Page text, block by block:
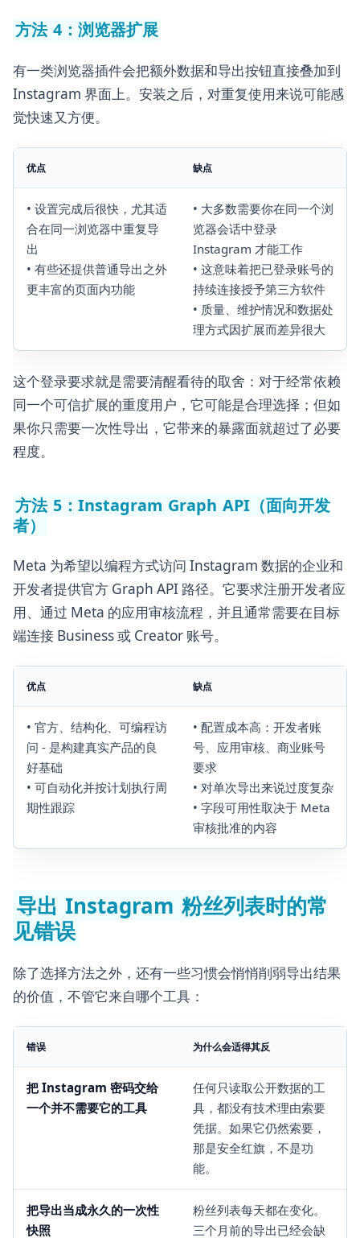
方法 4：浏览器扩展
有一类浏览器插件会把额外数据和导出按钮直接叠加到
Instagram 界面上。安装之后，对重复使用来说可能感
觉快速又方便。
优点 缺点
• 设置完成后很快，尤其适
合在同一浏览器中重复导
出
• 有些还提供普通导出之外
更丰富的页面内功能
• 大多数需要你在同一个浏
览器会话中登录
Instagram 才能工作
• 这意味着把已登录账号的
持续连接授予第三方软件
• 质量、维护情况和数据处
理方式因扩展而差异很大
这个登录要求就是需要清醒看待的取舍：对于经常依赖
同一个可信扩展的重度用户，它可能是合理选择；但如
果你只需要一次性导出，它带来的暴露面就超过了必要
程度。
方法 5：Instagram Graph API（面向开发
者）
Meta 为希望以编程方式访问 Instagram 数据的企业和
开发者提供官方 Graph API 路径。它要求注册开发者应
用、通过 Meta 的应用审核流程，并且通常需要在目标
端连接 Business 或 Creator 账号。
优点 缺点
• 官方、结构化、可编程访
问 - 是构建真实产品的良
好基础
• 可自动化并按计划执行周
期性跟踪
• 配置成本高：开发者账
号、应用审核、商业账号
要求
• 对单次导出来说过度复杂
• 字段可用性取决于 Meta
审核批准的内容
导出 Instagram 粉丝列表时的常
见错误
除了选择方法之外，还有一些习惯会悄悄削弱导出结果
的价值，不管它来自哪个工具：
错误 为什么会适得其反
把 Instagram 密码交给
一个并不需要它的工具
任何只读取公开数据的工
具，都没有技术理由索要
凭据。如果它仍然索要，
那是安全红旗，不是功
能。
把导出当成永久的一次性
快照
粉丝列表每天都在变化。
三个月前的导出已经会缺